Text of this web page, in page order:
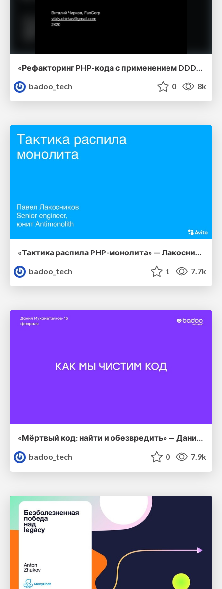
«Рефакторинг PHP-кода с применением DDD» — Виталий Чирков, FunCorp
badoo_tech
0 8k
«Тактика распила PHP-монолита» — Лакосников Павел, Авито
badoo_tech
1 7.7k
badoo_tech
0 7.9k